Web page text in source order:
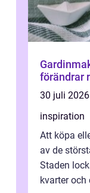
Gardinmakare
förändrar
30 juli 2026
inspiration
Att köpa
av de
Staden
kvarter och